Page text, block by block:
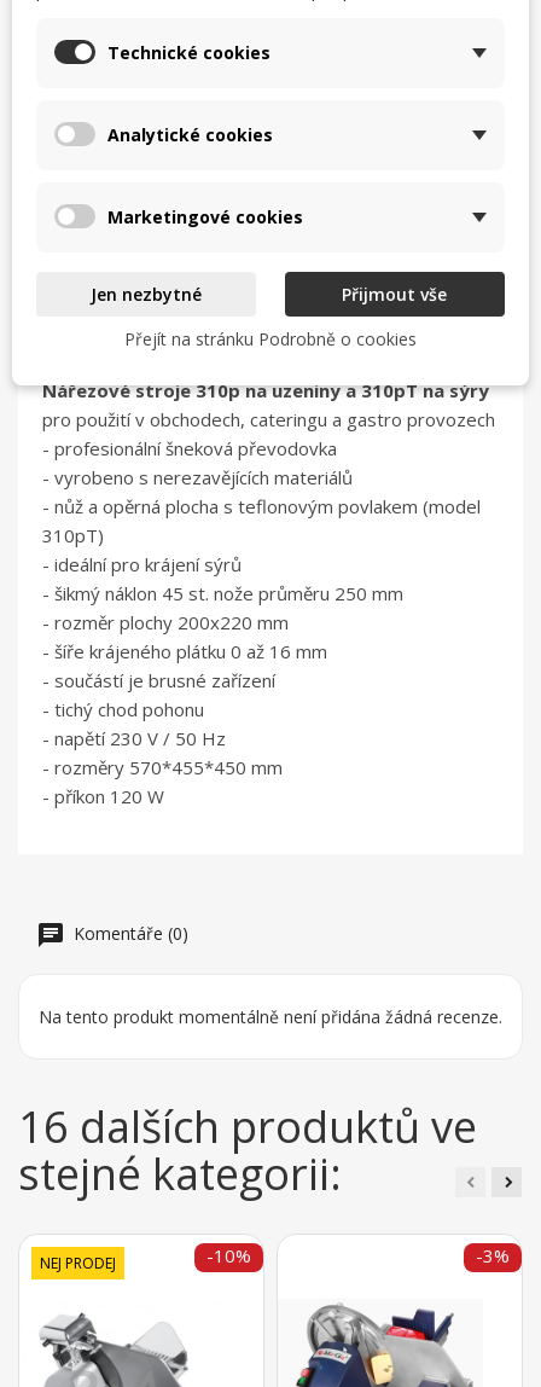
help_outline MÁM DOTAZ
Popis
Nářezové stroje 310p na uzeniny a 310pT na sýry
pro použití v obchodech, cateringu a gastro provozech
- profesionální šneková převodovka
- vyrobeno s nerezavějících materiálů
- nůž a opěrná plocha s teflonovým povlakem (model
310pT)
- ideální pro krájení sýrů
- šikmý náklon 45 st. nože průměru 250 mm
- rozměr plochy 200x220 mm
- šíře krájeného plátku 0 až 16 mm
- součástí je brusné zařízení
- tichý chod pohonu
- napětí 230 V / 50 Hz
- rozměry 570*455*450 mm
- příkon 120 W
Komentáře (0)
Na tento produkt momentálně není přidána žádná recenze.
16 dalších produktů ve
stejné kategorii:
NEJ PRODEJ -10% -3%
Technické cookies
Analytické cookies
Marketingové cookies
Jen nezbytné
Přijmout vše
Přejít na stránku Podrobně o cookies